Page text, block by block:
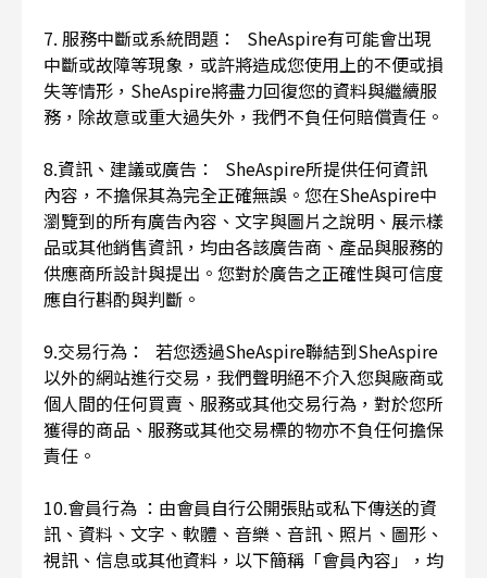
7. 服務中斷或系統問題： SheAspire有可能會出現
中斷或故障等現象，或許將造成您使用上的不便或損
失等情形，SheAspire將盡力回復您的資料與繼續服
務，除故意或重大過失外，我們不負任何賠償責任。
8.資訊、建議或廣告： SheAspire所提供任何資訊
內容，不擔保其為完全正確無誤。您在SheAspire中
瀏覽到的所有廣告內容、文字與圖片之說明、展示樣
品或其他銷售資訊，均由各該廣告商、產品與服務的
供應商所設計與提出。您對於廣告之正確性與可信度
應自行斟酌與判斷。
9.交易行為： 若您透過SheAspire聯結到SheAspire
以外的網站進行交易，我們聲明絕不介入您與廠商或
個人間的任何買賣、服務或其他交易行為，對於您所
獲得的商品、服務或其他交易標的物亦不負任何擔保
責任。
10.會員行為 ：由會員自行公開張貼或私下傳送的資
訊、資料、文字、軟體、音樂、音訊、照片、圖形、
視訊、信息或其他資料，以下簡稱「會員內容」，均